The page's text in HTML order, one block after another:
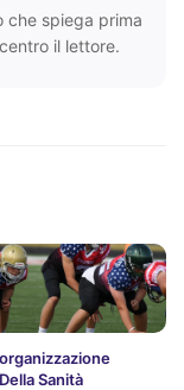
che spiega prima
il lettore.
Sanità